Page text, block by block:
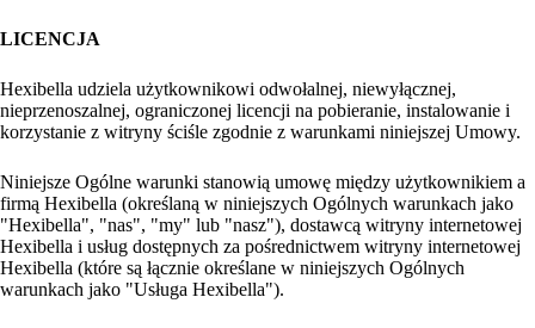
LICENCJA
Hexibella udziela użytkownikowi odwołalnej, niewyłącznej,
nieprzenoszalnej, ograniczonej licencji na pobieranie, instalowanie i
korzystanie z witryny ściśle zgodnie z warunkami niniejszej Umowy.
Niniejsze Ogólne warunki stanowią umowę między użytkownikiem a
firmą Hexibella (określaną w niniejszych Ogólnych warunkach jako
"Hexibella", "nas", "my" lub "nasz"), dostawcą witryny internetowej
Hexibella i usług dostępnych za pośrednictwem witryny internetowej
Hexibella (które są łącznie określane w niniejszych Ogólnych
warunkach jako "Usługa Hexibella").